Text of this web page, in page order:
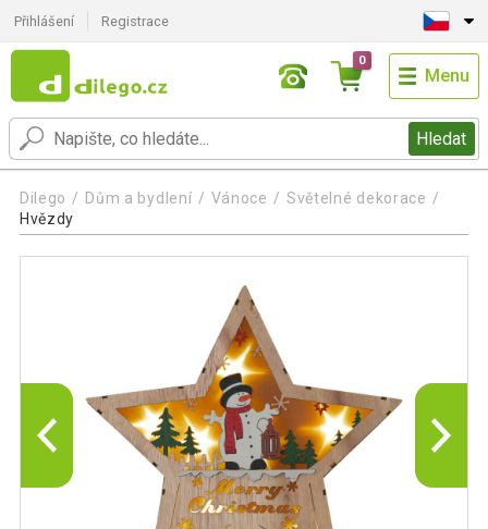
Přihlášení Registrace
Hledat
0
Menu
Dilego Dům a bydlení Vánoce
Světelné dekorace
Hvězdy